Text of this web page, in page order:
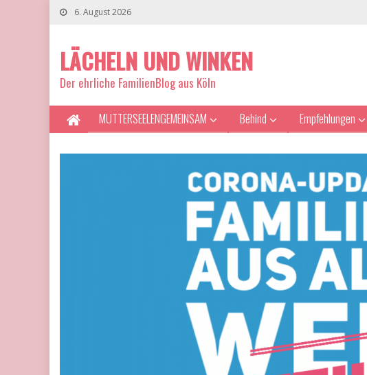
6. August 2026
LÄCHELN UND WINKEN
Der ehrliche FamilienBlog aus Köln
MUTTERSEELENGEMEINSAM Behind Empfehlungen